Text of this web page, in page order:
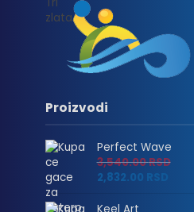
Proizvodi
Perfect Wave
3,540.00RSD
2,832.00 RSD
Keel Art